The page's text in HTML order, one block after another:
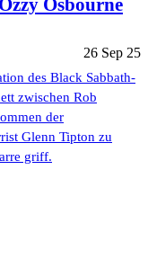
Osbourne
26 Sep 25
des Black Sabbath-
zwischen Rob
der
Glenn Tipton zu
griff.